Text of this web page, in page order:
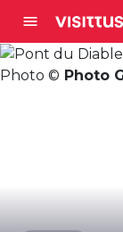
menu
Photo © Photo